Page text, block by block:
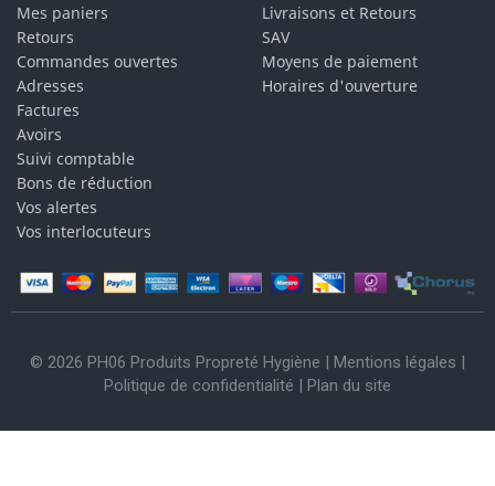
Mes paniers
Retours
Commandes ouvertes
Adresses
Factures
Avoirs
Suivi comptable
Bons de réduction
Vos alertes
Vos interlocuteurs
Livraisons et Retours
SAV
Moyens de paiement
Horaires d'ouverture
© 2026 PH06 Produits Propreté Hygiène | Mentions légales |
Politique de confidentialité | Plan du site